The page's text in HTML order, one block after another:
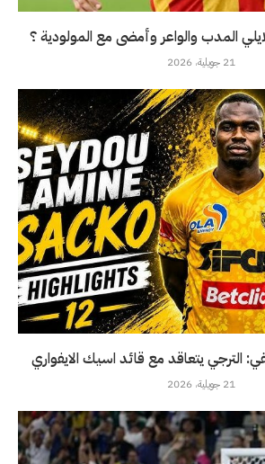
المدب والواعر وأمضى مع المولودية ؟
21 جويلية، 2026
الترجي يتعاقد مع قائد اسيك الايفواري
21 جويلية، 2026